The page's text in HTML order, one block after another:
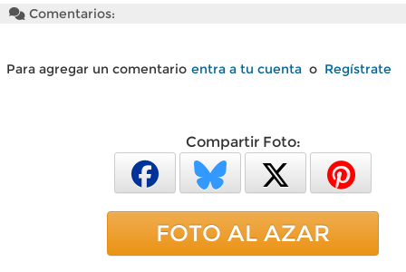
Comentarios:
Para agregar un comentario entra a tu cuenta o Regístrate
Compartir Foto:
FOTO AL AZAR